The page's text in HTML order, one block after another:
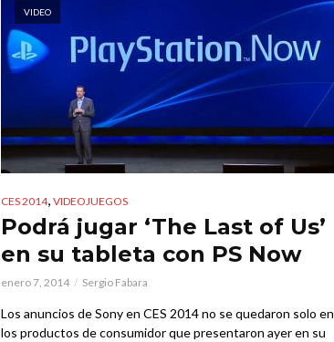
VIDEO
CES 2014, VIDEOJUEGOS
Podrá jugar ‘The Last of Us’
en su tableta con PS Now
enero 7, 2014 Sergio Fabara
Los anuncios de Sony en CES 2014 no se quedaron solo en
los productos de consumidor que presentaron ayer en su